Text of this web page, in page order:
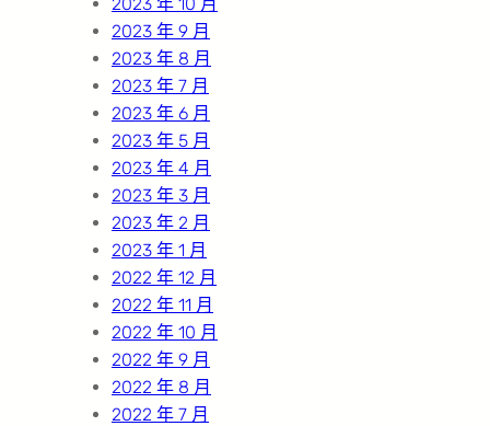
2023 年 9 月
2023 年 8 月
2023 年 7 月
2023 年 6 月
2023 年 5 月
2023 年 4 月
2023 年 3 月
2023 年 2 月
2023 年 1 月
2022 年 12 月
2022 年 11 月
2022 年 10 月
2022 年 9 月
2022 年 8 月
2022 年 7 月